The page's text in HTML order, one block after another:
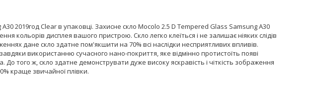
2019год Clear в упаковці. Захисне скло Mocolo 2.5 D Tempered Glass Samsung A30
кольорів дисплея вашого пристрою. Скло легко клеїться і не залишає ніяких слідів
дане скло здатне пом'якшити на 70% всі наслідки несприятливих впливів.
використанню сучасного нано-покриття, яке відмінно протистоїть появі
До того ж, скло здатне демонструвати дуже високу яскравість і чіткість зображення
краще звичайної плівки.